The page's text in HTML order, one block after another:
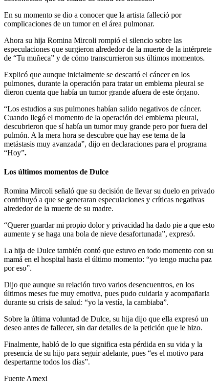
En su momento se dio a conocer que la artista falleció por
complicaciones de un tumor en el área pulmonar.
Ahora su hija Romina Mircoli rompió el silencio sobre las
especulaciones que surgieron alrededor de la muerte de la intérprete
de “Tu muñeca” y de cómo transcurrieron sus últimos momentos.
Explicó que aunque inicialmente se descartó el cáncer en los
pulmones, durante la operación para tratar un emblema pleural se
dieron cuenta que había un tumor grande afuera de este órgano.
“Los estudios a sus pulmones habían salido negativos de cáncer.
Cuando llegó el momento de la operación del emblema pleural,
descubrieron que sí había un tumor muy grande pero por fuera del
pulmón. A la mera hora se descubre que hay ese tema de la
metástasis muy avanzada”, dijo en declaraciones para el programa
“Hoy”.
Los últimos momentos de Dulce
Romina Mircoli señaló que su decisión de llevar su duelo en privado
contribuyó a que se generaran especulaciones y críticas negativas
alrededor de la muerte de su madre.
“Querer guardar mi propio dolor y privacidad ha dado pie a que esto
aumente y se haga una bola de nieve desafortunada”, expresó.
La hija de Dulce también contó que estuvo en todo momento con su
mamá en el hospital hasta el último momento: “yo tengo mucha paz
por eso”.
Dijo que aunque su relación tuvo varios desencuentros, en los
últimos meses fue muy emotiva, pues pudo cuidarla y acompañarla
durante su crisis de salud: “yo la vestía, la cambiaba”.
Sobre la última voluntad de Dulce, su hija dijo que ella expresó un
deseo antes de fallecer, sin dar detalles de la petición que le hizo.
Finalmente, habló de lo que significa esta pérdida en su vida y la
presencia de su hijo para seguir adelante, pues “es el motivo para
despertarme todos los días”.
Fuente Amexi